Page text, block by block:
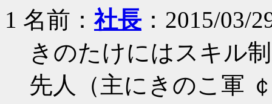
1 名前：社長 ：2015/03/
きのたけにはスキル
先人（主にきのこ軍